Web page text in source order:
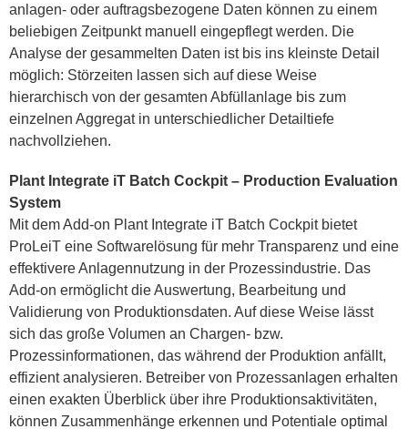
anlagen- oder auftragsbezogene Daten können zu einem
beliebigen Zeitpunkt manuell eingepflegt werden. Die
Analyse der gesammelten Daten ist bis ins kleinste Detail
möglich: Störzeiten lassen sich auf diese Weise
hierarchisch von der gesamten Abfüllanlage bis zum
einzelnen Aggregat in unterschiedlicher Detailtiefe
nachvollziehen.
Plant Integrate iT Batch Cockpit – Production Evaluation
System
Mit dem Add-on Plant Integrate iT Batch Cockpit bietet
ProLeiT eine Softwarelösung für mehr Transparenz und eine
effektivere Anlagennutzung in der Prozessindustrie. Das
Add-on ermöglicht die Auswertung, Bearbeitung und
Validierung von Produktionsdaten. Auf diese Weise lässt
sich das große Volumen an Chargen- bzw.
Prozessinformationen, das während der Produktion anfällt,
effizient analysieren. Betreiber von Prozessanlagen erhalten
einen exakten Überblick über ihre Produktionsaktivitäten,
können Zusammenhänge erkennen und Potentiale optimal